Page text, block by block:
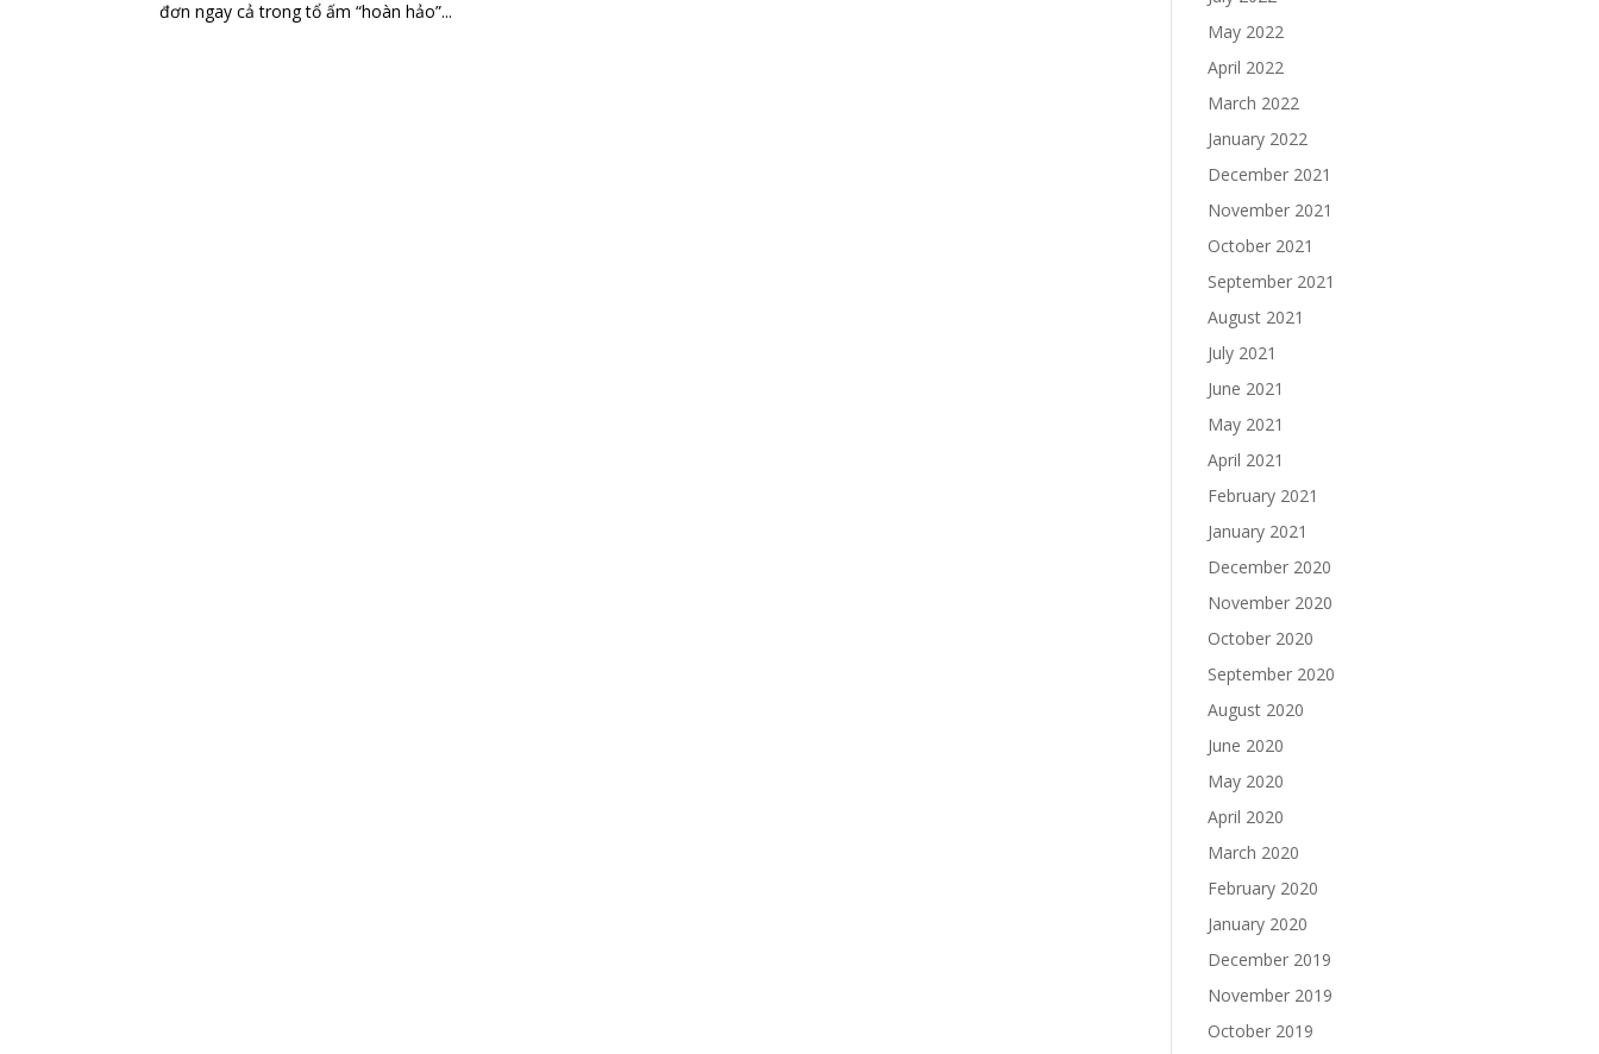
đơn ngay cả trong tổ ấm “hoàn hảo”...
May 2022
April 2022
March 2022
January 2022
December 2021
November 2021
October 2021
September 2021
August 2021
July 2021
June 2021
May 2021
April 2021
February 2021
January 2021
December 2020
November 2020
October 2020
September 2020
August 2020
June 2020
May 2020
April 2020
March 2020
February 2020
January 2020
December 2019
November 2019
October 2019